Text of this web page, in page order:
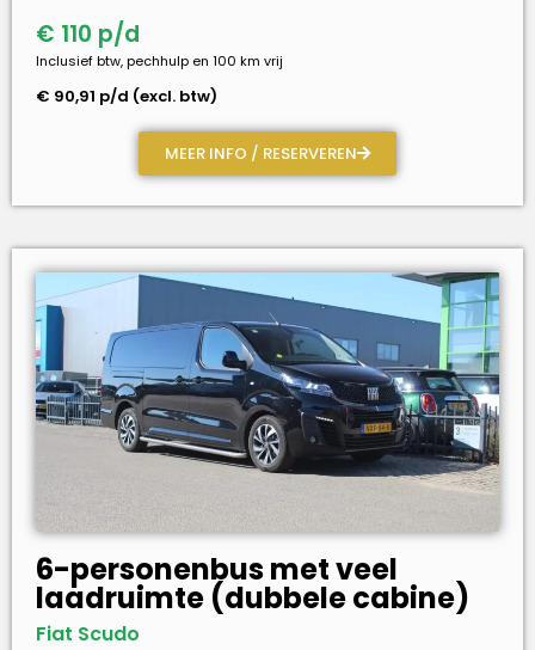
€ 110 p/d
Inclusief btw, pechhulp en 100 km vrij
€ 90,91 p/d (excl. btw)
MEER INFO / RESERVEREN
6-personenbus met veel
laadruimte (dubbele cabine)
Fiat Scudo